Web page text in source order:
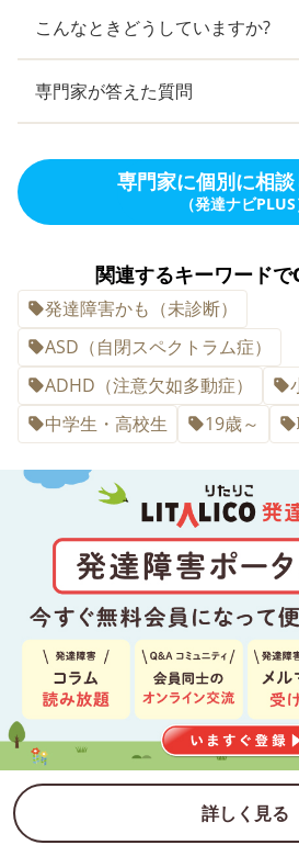
こんなときどうしていますか?
専門家が答えた質問
専門家に個別に相
（発達ナビPLUS
関連するキーワード
発達障害かも（未診断）
ASD（自閉スペクトラム症）
ADHD（注意欠如多動症）
中学生・高校生
19歳～
詳しく見る